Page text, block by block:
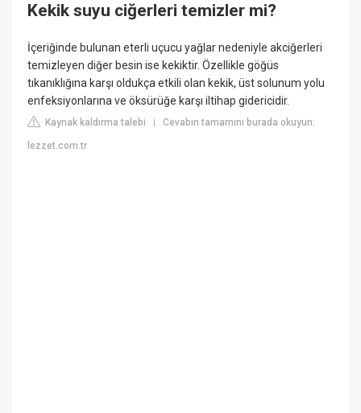
Kekik suyu ciğerleri temizler mi?
İçeriğinde bulunan eterli uçucu yağlar nedeniyle akciğerleri
temizleyen diğer besin ise kekiktir. Özellikle göğüs
tıkanıklığına karşı oldukça etkili olan kekik, üst solunum yolu
enfeksiyonlarına ve öksürüğe karşı iltihap gidericidir.
Kaynak kaldırma talebi |Cevabın tamamını burada okuyun:
lezzet.com.tr